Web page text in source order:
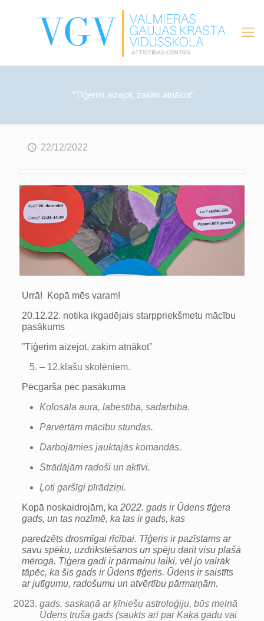
”Tīģerim aizejot, zaķim atnākot”
22/12/2022
Urrā! Kopā mēs varam!
20.12.22. notika ikgadējais starppriekšmetu mācību
pasākums
”Tīģerim aizejot, zaķim atnākot”
– 12.klašu skolēniem.
Pēcgarša pēc pasākuma
Kolosāla aura, labestība, sadarbība.
Pārvērtām mācību stundas.
Darbojāmies jauktajās komandās.
Strādājām radoši un aktīvi.
Ļoti garšīgi pīrādziņi.
Kopā noskaidrojām, ka 2022. gadsir Ūdens tīģera
gads, un tas nozīmē, ka tas ir gads, kas
paredzēts drosmīgai rīcībai. Tīģeris ir pazīstams ar
savu spēku, uzdrīkstēšanos un spēju darīt visu plašā
mērogā. Tīģera gadi ir pārmaiņu laiki, vēl jo vairāk
tāpēc, ka šis gads ir Ūdens tīģeris. Ūdens ir saistīts
ar jutīgumu, radošumu un atvērtību pārmaiņām.
gads, saskaņā ar ķīniešu astroloģiju, būs melnā
Ūdens truša gads (saukts arī par Kaķa gadu vai